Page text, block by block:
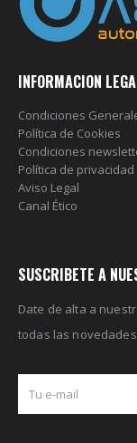
INFORMACION
Condiciones
Política de Cookies
Condiciones
Política de privacidad
Aviso Legal
Canal Ético
SUSCRIBETE A
Date de alta a
todas las novedades